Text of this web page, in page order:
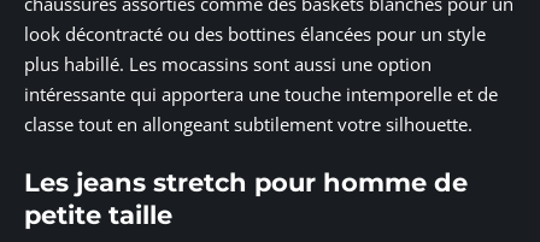
look décontracté ou des bottines élancées pour un style
plus habillé. Les mocassins sont aussi une option
intéressante qui apportera une touche intemporelle et de
classe tout en allongeant subtilement votre silhouette.
Les jeans stretch pour homme de
petite taille